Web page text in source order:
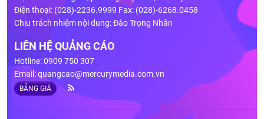
Điện thoại: (028)-2236.9999 Fax: (028)-6268.0458
Chịu trách nhiệm nội dung: Đào Trọng Nhân
LIÊN HỆ QUẢNG CÁO
Hotline: 0909 750 307
Email:quangcao@mercurymedia.com.vn
BẢNG GIÁ